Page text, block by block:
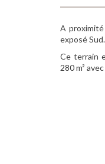
A
exposé Sud.
Ce terrain
280 m²